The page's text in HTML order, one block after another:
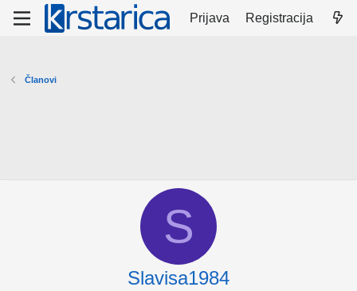
Prijava Registracija
Članovi
S
Slavisa1984